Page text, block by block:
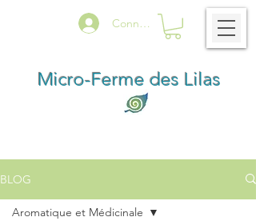
Micro-Ferme des Lilas
Connexion
BLOG
Aromatique et Médicinale